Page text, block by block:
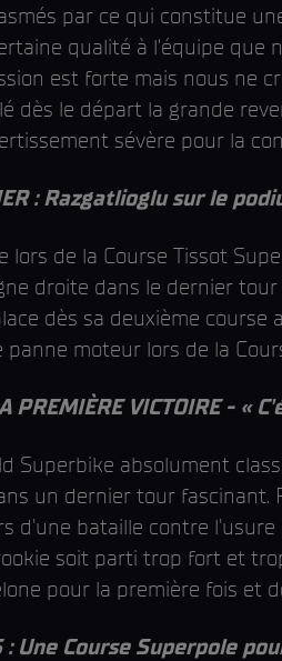
par ce qui constitue
qualité à l'équipe que
est forte mais nous ne
dès le départ la grande
sévère pour la
: Razgatlioglu sur le
lors de la Course Tissot
droite dans le dernier
dès sa deuxième
panne moteur lors de la
PREMIÈRE VICTOIRE - «
Superbike absolument
un dernier tour
d'une bataille contre
soit parti trop fort et
pour la première fois et
: Une Course Superpole